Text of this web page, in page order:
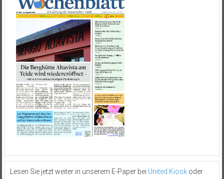
Lesen Sie jetzt weiter in unserem E-Paper bei United Kioskoder